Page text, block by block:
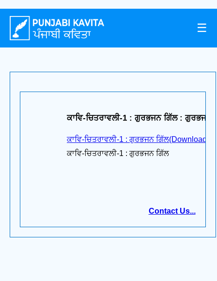
☰
ਕਾਵਿ-ਚਿਤਰਾਵਲੀ-1 : ਗੁਰਭਜਨ ਗਿੱਲ : ਗੁਰਭਜਨ
ਕਾਵਿ-ਚਿਤਰਾਵਲੀ-1 : ਗੁਰਭਜਨ ਗਿੱਲ(Download
ਕਾਵਿ-ਚਿਤਰਾਵਲੀ-1 : ਗੁਰਭਜਨ ਗਿੱਲ
Contact Us...